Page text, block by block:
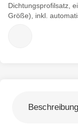
Dichtungsprofilsatz,
Größe), inkl.
Beschreibung